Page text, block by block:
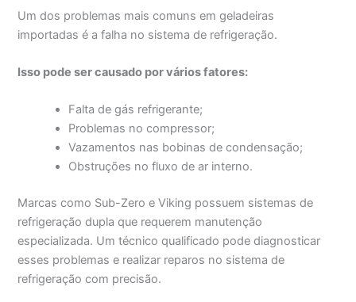
Um dos problemas mais comuns em geladeiras
importadas é a falha no sistema de refrigeração.
Isso pode ser causado por vários fatores:
Falta de gás refrigerante;
Problemas no compressor;
Vazamentos nas bobinas de condensação;
Obstruções no fluxo de ar interno.
Marcas como Sub-Zero e Viking possuem sistemas de
refrigeração dupla que requerem manutenção
especializada. Um técnico qualificado pode diagnosticar
esses problemas e realizar reparos no sistema de
refrigeração com precisão.